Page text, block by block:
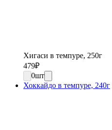
Хигаси в темпуре, 250г
479₽
0шт
Хоккайдо в темпуре, 240г